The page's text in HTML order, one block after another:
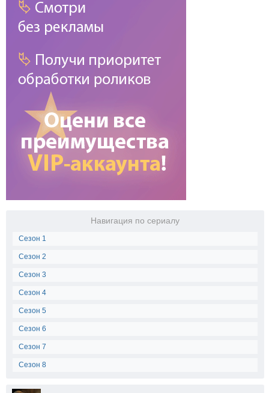
Навигация по сериалу
Сезон 1
Сезон 2
Сезон 3
Сезон 4
Сезон 5
Сезон 6
Сезон 7
Сезон 8